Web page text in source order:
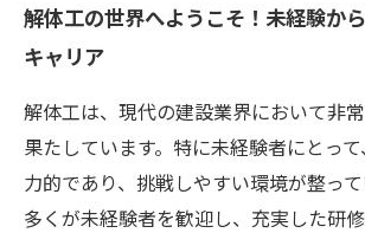
安定した収入を得るための解体工
性
若い世代に人気の解体工。転職を
にオススメ
あなたも解体工に挑戦しよう！未
第一歩
解体工の世界へようこそ！未経験か
キャリア
解体工は、現代の建設業界において非
果たしています。特に未経験者にとっ
力的であり、挑戦しやすい環境が整っ
多くが未経験者を歓迎し、充実した研